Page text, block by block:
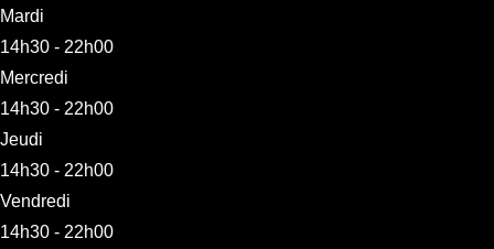
Mardi
14h30 - 22h00
Mercredi
14h30 - 22h00
Jeudi
14h30 - 22h00
Vendredi
14h30 - 22h00